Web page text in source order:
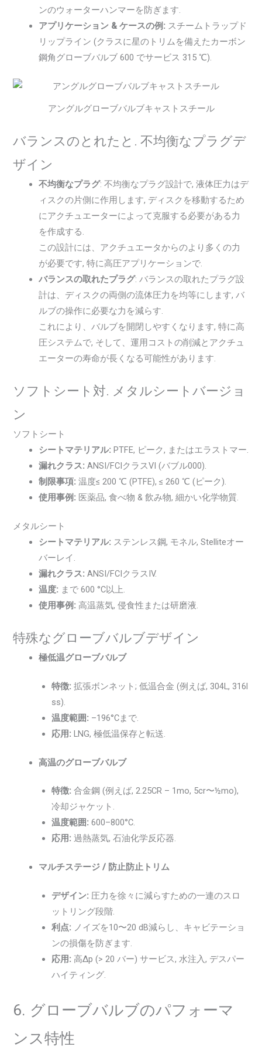
ンのウォーターハンマーを防ぎます.
アプリケーション & ケースの例: スチームトラップド
リップライン (クラスに星のトリムを備えたカーボン
鋼角グローブバルブ 600 でサービス 315 ℃).
アングルグローブバルブキャストスチール
バランスのとれたと. 不均衡なプラグデ
ザイン
不均衡なプラグ: 不均衡なプラグ設計で, 液体圧力はデ
ィスクの片側に作用します, ディスクを移動するため
にアクチュエーターによって克服する必要がある力
を作成する.
この設計には、アクチュエータからのより多くの力
が必要です, 特に高圧アプリケーションで.
バランスの取れたプラグ: バランスの取れたプラグ設
計は、ディスクの両側の流体圧力を均等にします, バ
ルブの操作に必要な力を減らす.
これにより、バルブを開閉しやすくなります, 特に高
圧システムで, そして、運用コストの削減とアクチュ
エーターの寿命が長くなる可能性があります.
ソフトシート対. メタルシートバージョ
ン
ソフトシート
シートマテリアル: PTFE, ピーク, またはエラストマー.
漏れクラス: ANSI/FCIクラスVI (バブル000).
制限事項: 温度≤ 200 ℃ (PTFE), ≤ 260 ℃ (ピーク).
使用事例: 医薬品, 食べ物 & 飲み物, 細かい化学物質.
メタルシート
シートマテリアル: ステンレス鋼, モネル, Stelliteオー
バーレイ.
漏れクラス: ANSI/FCIクラスIV.
温度: まで 600 °C以上.
使用事例: 高温蒸気, 侵食性または研磨液.
特殊なグローブバルブデザイン
極低温グローブバルブ
特徴: 拡張ボンネット; 低温合金 (例えば, 304L, 316l
ss).
温度範囲: –196°Cまで.
応用: LNG, 極低温保存と転送.
高温のグローブバルブ
特徴: 合金鋼 (例えば, 2.25CR – 1mo, 5cr〜½mo),
冷却ジャケット.
温度範囲: 600–800°C.
応用: 過熱蒸気, 石油化学反応器.
マルチステージ / 防止防止トリム
デザイン: 圧力を徐々に減らすための一連のスロ
ットリング段階.
利点: ノイズを10〜20 dB減らし、キャビテーショ
ンの損傷を防ぎます.
応用: 高Δp (> 20 バー) サービス, 水注入, デスパー
ハイティング.
6. グローブバルブのパフォーマ
ンス特性